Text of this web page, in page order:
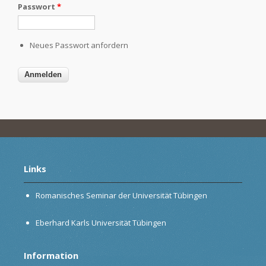
Passwort *
Neues Passwort anfordern
Links
Romanisches Seminar der Universität Tübingen
Eberhard Karls Universität Tübingen
Information